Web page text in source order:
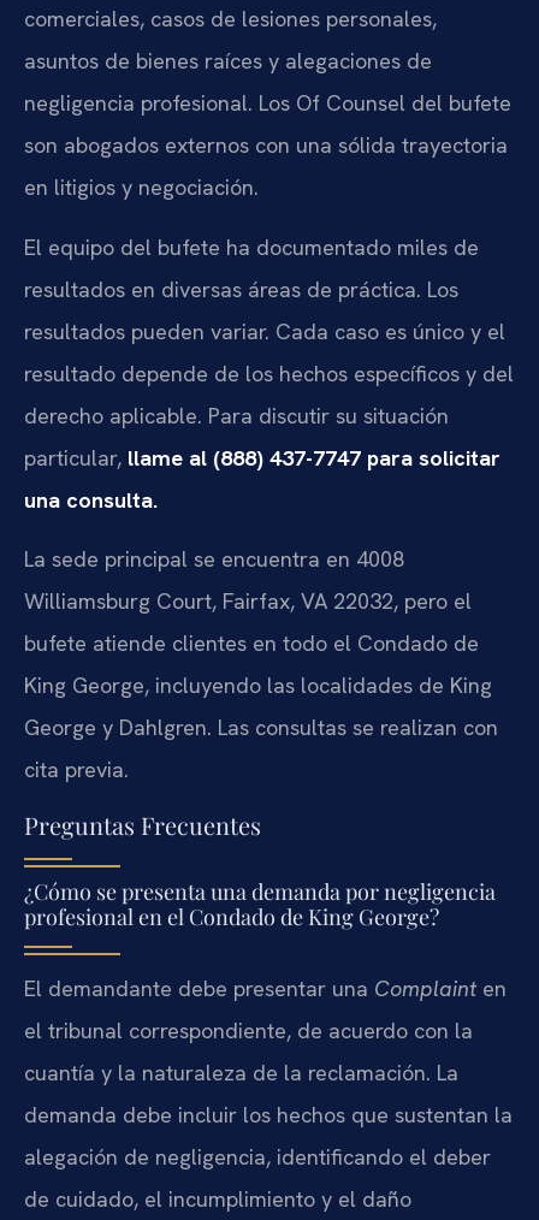
comerciales, casos de lesiones personales,
asuntos de bienes raíces y alegaciones de
negligencia profesional. Los Of Counsel del bufete
son abogados externos con una sólida trayectoria
en litigios y negociación.
El equipo del bufete ha documentado miles de
resultados en diversas áreas de práctica. Los
resultados pueden variar. Cada caso es único y el
resultado depende de los hechos específicos y del
derecho aplicable. Para discutir su situación
particular, llame al (888) 437-7747 para solicitar
una consulta.
La sede principal se encuentra en 4008
Williamsburg Court, Fairfax, VA 22032, pero el
bufete atiende clientes en todo el Condado de
King George, incluyendo las localidades de King
George y Dahlgren. Las consultas se realizan con
cita previa.
Preguntas Frecuentes
¿Cómo se presenta una demanda por negligencia
profesional en el Condado de King George?
El demandante debe presentar una Complainten
el tribunal correspondiente, de acuerdo con la
cuantía y la naturaleza de la reclamación. La
demanda debe incluir los hechos que sustentan la
alegación de negligencia, identificando el deber
de cuidado, el incumplimiento y el daño